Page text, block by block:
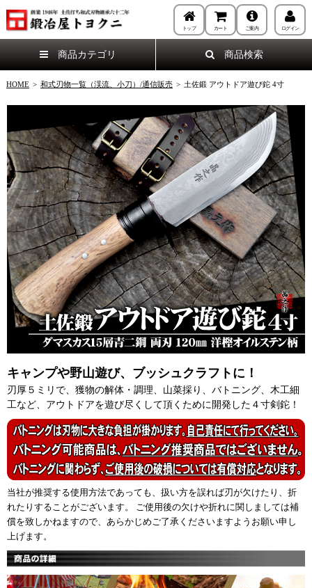
トップ カート ご案内 ログイン
商品カテゴリ 商品検索
HOME > 和式刃物一覧（渓流、小刀）/通信販売 > 土佐鍛 アウトドア遊び鉈 4寸
キャンプや野山遊び、ブッシュクラフトに！
刃厚５ミリで、獲物の解体・調理、山菜採り、バトニング、木工細
工など、アウトドアを遊び尽くして頂くために開発した４寸剣鉈！
当社が推奨する使用方法であっても、扱い方を誤れば刃が欠けたり、折
れたりすることがございます。 ご使用後の欠けや折れに関しましては補
償を致しかねますので、あらかじめご了承くださいますようお願い申し
上げます。